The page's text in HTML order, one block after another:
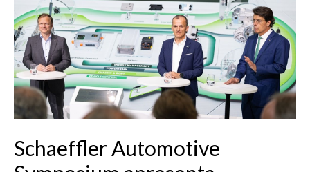
Schaeffler Automotive
inovações
e
tecnologias
para
a
mobilidade
do
futuro